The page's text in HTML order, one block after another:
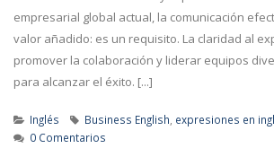
empresarial global actual, la comunicación
valor añadido: es un requisito. La claridad al
promover la colaboración y liderar equipos
para alcanzar el éxito. [...]
Inglés Business English expresiones en
0 Comentarios